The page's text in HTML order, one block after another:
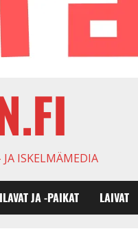
ISKELMÄMEDIA
JA -PAIKAT LAIVAT